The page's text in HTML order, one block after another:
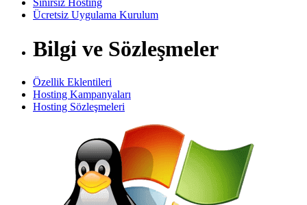
Sınırsız Hosting
Ücretsiz Uygulama Kurulum
Bilgi ve Sözleşmeler
Özellik Eklentileri
Hosting Kampanyaları
Hosting Sözleşmeleri